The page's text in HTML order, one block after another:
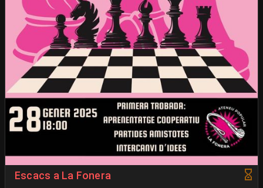
Escacs a La Fonera